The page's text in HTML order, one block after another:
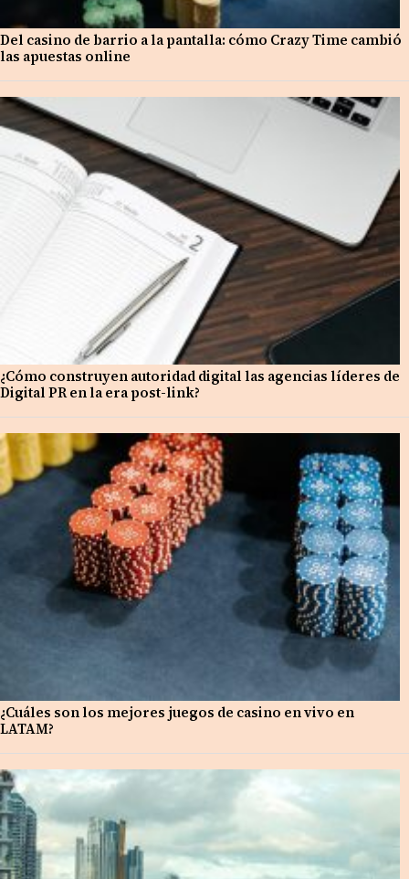
Del casino de barrio a la pantalla: cómo Crazy Time cambió
las apuestas online
¿Cómo construyen autoridad digital las agencias líderes de
Digital PR en la era post-link?
¿Cuáles son los mejores juegos de casino en vivo en
LATAM?